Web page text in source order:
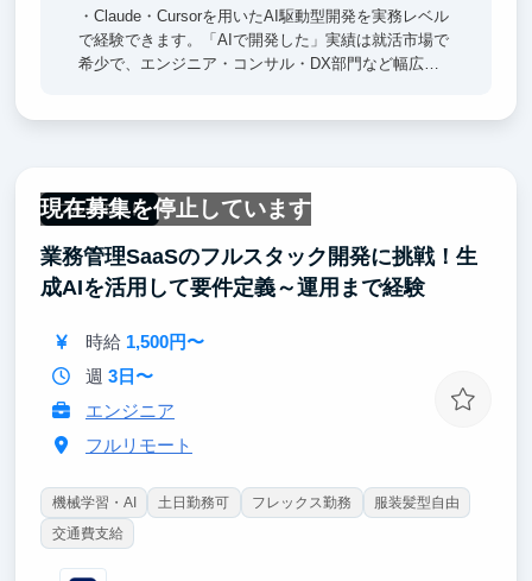
・Claude・Cursorを用いたAI駆動型開発を実務レベル
で経験できます。「AIで開発した」実績は就活市場で
希少で、エンジニア・コンサル・DX部門など幅広い
・取締役と直接議論しながらプロジェクトを動かす経
験は大企業インターンではほぼ得られません。経営視
点での意思決定プロセスを間近で体感でき、将来の起
業・戦略職を目指す方に特に価値の高い環境です。
現在募集を停止しています
フルリモート
業務管理SaaSのフルスタック開発に挑戦！生
成AIを活用して要件定義～運用まで経験
時給 1,500円〜
週 3日〜
エンジニア
フルリモート
機械学習・AI 土日勤務可 フレックス勤務
服装髪型自由
交通費支給